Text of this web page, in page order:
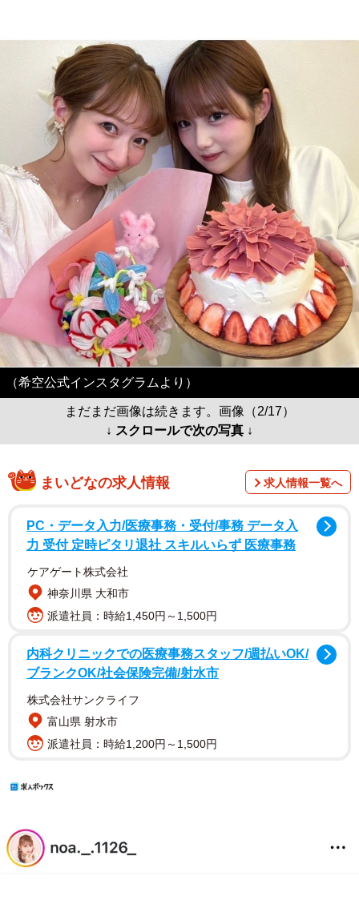
（希空公式インスタグラムより）
まだまだ画像は続きます。画像（2/17）
↓ スクロールで次の写真 ↓
まいどなの求人情報 求人情報一覧へ
PC・データ入力/医療事務・受付/事務 データ入
力 受付 定時ピタリ退社 スキルいらず 医療事務
ケアゲート株式会社
神奈川県 大和市
派遣社員：時給1,450円～1,500円
内科クリニックでの医療事務スタッフ/週払いOK/
ブランクOK/社会保険完備/射水市
株式会社サンクライフ
富山県 射水市
派遣社員：時給1,200円～1,500円